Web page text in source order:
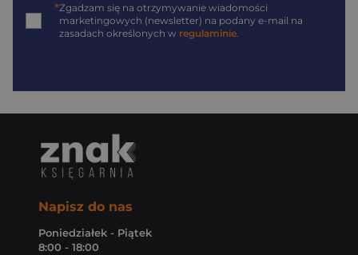
*Zgadzam się na otrzymywanie wiadomości
marketingowych (newsletter) na podany e-mail na
zasadach określonych w regulaminie.
Napisz do nas
Poniedziałek - Piątek
8:00 - 18:00